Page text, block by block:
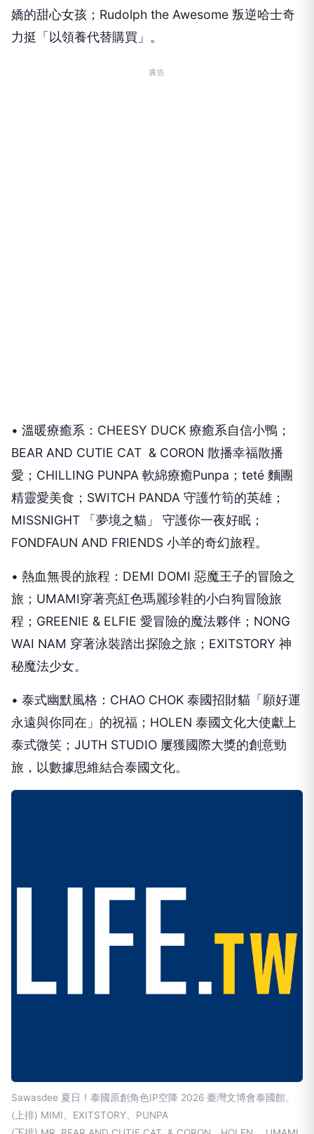
嬌的甜心女孩；Rudolph the Awesome 叛逆哈士奇
力挺「以領養代替購買」。
廣告
• 溫暖療癒系：CHEESY DUCK 療癒系自信小鴨；
BEAR AND CUTIE CAT & CORON 散播幸福散播
愛；CHILLING PUNPA 軟綿療癒Punpa；teté 麵團
精靈愛美食；SWITCH PANDA 守護竹筍的英雄；
MISSNIGHT 「夢境之貓」 守護你一夜好眠；
FONDFAUN AND FRIENDS 小羊的奇幻旅程。
• 熱血無畏的旅程：DEMI DOMI 惡魔王子的冒險之
旅；UMAMI穿著亮紅色瑪麗珍鞋的小白狗冒險旅
程；GREENIE & ELFIE 愛冒險的魔法夥伴；NONG
WAI NAM 穿著泳裝踏出探險之旅；EXITSTORY 神
秘魔法少女。
• 泰式幽默風格：CHAO CHOK 泰國招財貓「願好運
永遠與你同在」的祝福；HOLEN 泰國文化大使獻上
泰式微笑；JUTH STUDIO 屢獲國際大獎的創意勁
旅，以數據思維結合泰國文化。
Sawasdee 夏日！泰國原創角色IP空降 2026 臺灣文博會泰國館。
(上排) MIMI、EXITSTORY、PUNPA